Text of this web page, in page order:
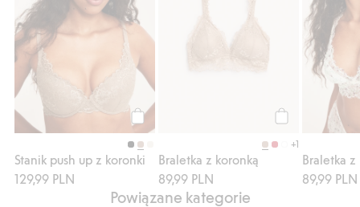
Kup
Stanik push up z koronki
129,99 PLN
+1
Braletka z koronką
89,99 PLN
Braletka
89,99 PLN
Powiązane kategorie